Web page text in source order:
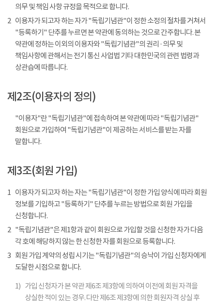
의무 및 책임 사항 규정을 목적으로 합니다.
2 이용자가 되고자 하는 자가 "독립기념관"이 정한 소정의 절차를 거쳐서
"등록하기" 단추를 누르면 본 약관에 동의하는 것으로 간주합니다. 본
약관에 정하는 이외의 이용자와 "독립기념관"의 권리 · 의무 및
책임사항에 관해서는 전기 통신 사업법 기타 대한민국의 관련 법령과
상관습에 따릅니다.
제2조(이용자의 정의)
"이용자"란 "독립기념관"에 접속하여 본 약관에 따라 "독립기념관"
회원으로 가입하여 "독립기념관"이 제공하는 서비스를 받는 자를
말합니다.
제3조(회원 가입)
1 이용자가 되고자 하는 자는 "독립기념관"이 정한 가입 양식에 따라 회원
정보를 기입하고 "등록하기" 단추를 누르는 방법으로 회원 가입을
신청합니다.
2 "독립기념관"은 제1항과 같이 회원으로 가입할 것을 신청한 자가 다음
각 호에 해당하지 않는 한 신청한 자를 회원으로 등록합니다.
3 회원 가입 계약의 성립 시기는 "독립기념관"의 승낙이 가입 신청자에게
도달한 시점으로 합니다.
1) 가입 신청자가 본 약관 제6조 제3항에 의하여 이전에 회원 자격을
상실한 적이 있는 경우. 다만 제6조 제3항에 의한 회원자격 상실 후